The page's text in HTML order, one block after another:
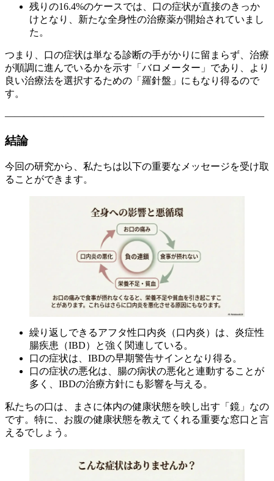
残りの16.4%のケースでは、口の症状が直接のきっか
けとなり、新たな全身性の治療薬が開始されていまし
た。
つまり、口の症状は単なる診断の手がかりに留まらず、治療
が順調に進んでいるかを示す「バロメーター」であり、より
良い治療法を選択するための「羅針盤」にもなり得るので
す。
——————————————————————————–
結論
今回の研究から、私たちは以下の重要なメッセージを受け取
ることができます。
繰り返しできるアフタ性口内炎（口内炎）は、炎症性
腸疾患（IBD）と強く関連している。
口の症状は、IBDの早期警告サインとなり得る。
口の症状の悪化は、腸の病状の悪化と連動することが
多く、IBDの治療方針にも影響を与える。
私たちの口は、まさに体内の健康状態を映し出す「鏡」なの
です。特に、お腹の健康状態を教えてくれる重要な窓口と言
えるでしょう。